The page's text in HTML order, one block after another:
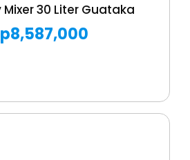
30 Liter Guataka
8,587,000